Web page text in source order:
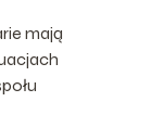
mają